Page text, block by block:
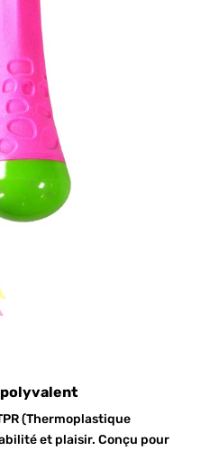
(Thermoplastique
et plaisir. Conçu pour